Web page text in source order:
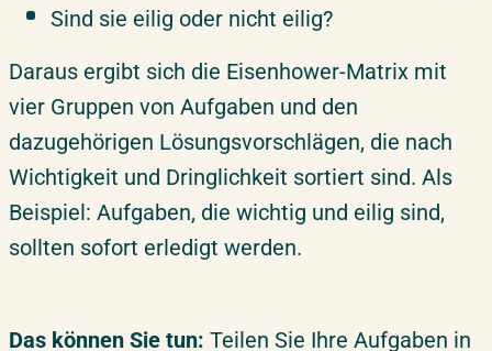
Sind sie eilig oder nicht eilig?
Daraus ergibt sich die Eisenhower-Matrix mit
vier Gruppen von Aufgaben und den
dazugehörigen Lösungsvorschlägen, die nach
Wichtigkeit und Dringlichkeit sortiert sind. Als
Beispiel: Aufgaben, die wichtig und eilig sind,
sollten sofort erledigt werden.
Das können Sie tun: Teilen Sie Ihre Aufgaben in